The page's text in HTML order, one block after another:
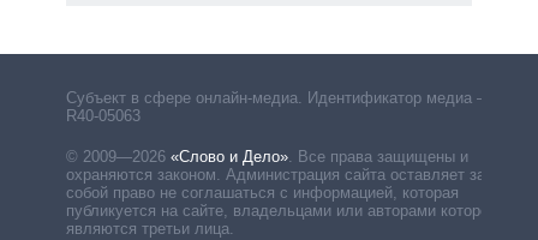
Субъект в сфере онлайн-медиа. Идентификатор медиа –
R40-05063
© 2009—2026 «Слово и Дело». Все права защищены и
охраняются законом. Администрация сайта оставляет за
собой право не соглашаться с информацией, которая
публикуется на сайте, владельцами или авторами которой
являются третьи лица.